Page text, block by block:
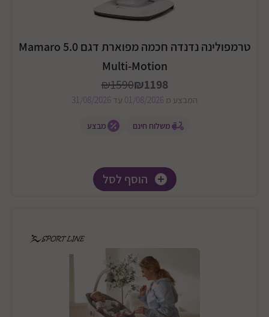
טרמפולינה נדנדה חכמה מפוארת דגם 5.0 Mamaro
Multi-Motion
₪1198
₪1590
המבצע מ 01/08/2026 עד 31/08/2026
משלוח חינם מבצע
הוסף לסל